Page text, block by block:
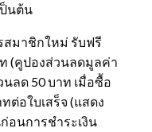
นต้น
มาชิกใหม่ รับฟรี
(คูปองส่วนลดมูลค่า
ลด 50 บาท เมื่อซื้อ
ต่อใบเสร็จ (แสดง
อนการชำระเงิน